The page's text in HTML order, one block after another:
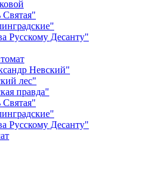
Русскому Десанту"
Невский"
лес"
правда"
Русскому Десанту"